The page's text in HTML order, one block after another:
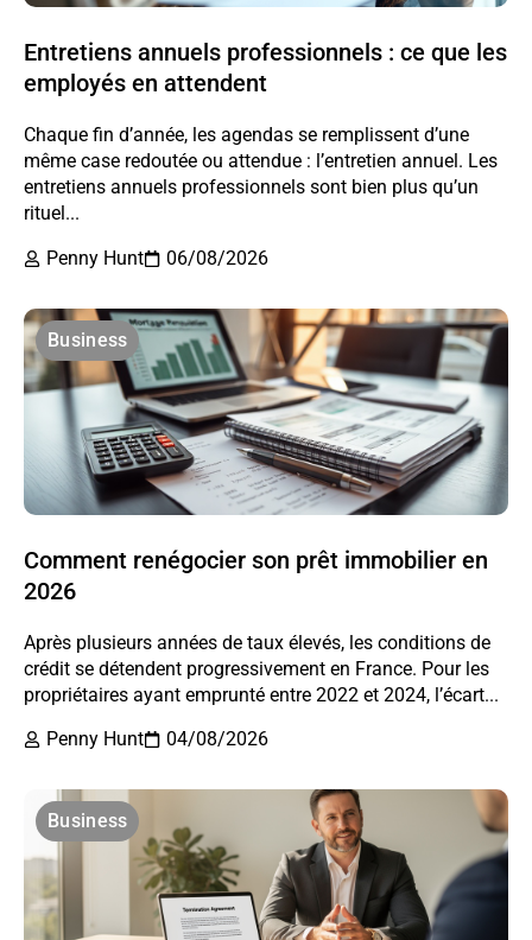
Entretiens annuels professionnels : ce que les
employés en attendent
Chaque fin d’année, les agendas se remplissent d’une
même case redoutée ou attendue : l’entretien annuel. Les
entretiens annuels professionnels sont bien plus qu’un
rituel...
Penny Hunt
06/08/2026
Business
Comment renégocier son prêt immobilier en
2026
Après plusieurs années de taux élevés, les conditions de
crédit se détendent progressivement en France. Pour les
propriétaires ayant emprunté entre 2022 et 2024, l’écart...
Penny Hunt
04/08/2026
Business